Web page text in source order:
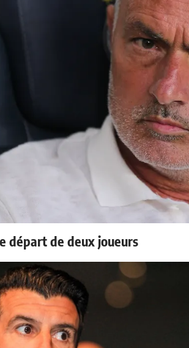
départ de deux joueurs